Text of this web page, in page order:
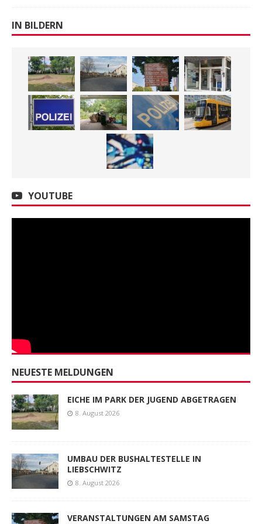
IN BILDERN
YOUTUBE
NEUESTE MELDUNGEN
EICHE IM PARK DER JUGEND ABGETRAGEN
8. August 2026
UMBAU DER BUSHALTESTELLE IN
LIEBSCHWITZ
8. August 2026
VERANSTALTUNGEN AM SAMSTAG